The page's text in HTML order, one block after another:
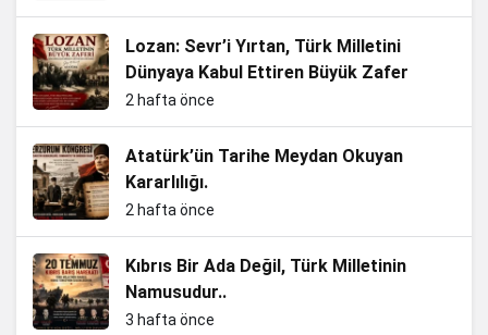
Lozan: Sevr’i Yırtan, Türk Milletini
Dünyaya Kabul Ettiren Büyük Zafer
2 hafta önce
Atatürk’ün Tarihe Meydan Okuyan
Kararlılığı.
2 hafta önce
Kıbrıs Bir Ada Değil, Türk Milletinin
Namusudur..
3 hafta önce